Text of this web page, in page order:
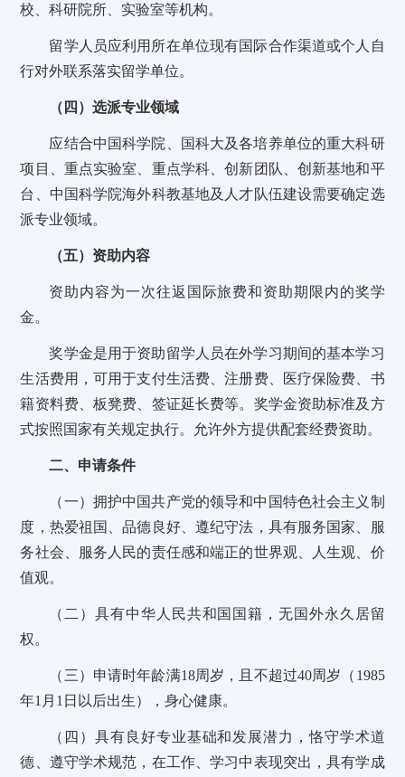
校、科研院所、实验室等机构。
留学人员应利用所在单位现有国际合作渠道或个人自
行对外联系落实留学单位。
（四）选派专业领域
应结合中国科学院、国科大及各培养单位的重大科研
项目、重点实验室、重点学科、创新团队、创新基地和平
台、中国科学院海外科教基地及人才队伍建设需要确定选
派专业领域。
（五）资助内容
资助内容为一次往返国际旅费和资助期限内的奖学
金。
奖学金是用于资助留学人员在外学习期间的基本学习
生活费用，可用于支付生活费、注册费、医疗保险费、书
籍资料费、板凳费、签证延长费等。奖学金资助标准及方
式按照国家有关规定执行。允许外方提供配套经费资助。
二、申请条件
（一）拥护中国共产党的领导和中国特色社会主义制
度，热爱祖国、品德良好、遵纪守法，具有服务国家、服
务社会、服务人民的责任感和端正的世界观、人生观、价
值观。
（二）具有中华人民共和国国籍，无国外永久居留
权。
（三）申请时年龄满18周岁，且不超过40周岁（1985
年1月1日以后出生），身心健康。
（四）具有良好专业基础和发展潜力，恪守学术道
德、遵守学术规范，在工作、学习中表现突出，具有学成